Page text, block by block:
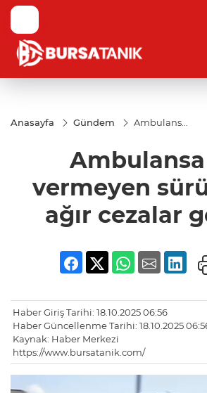
Anasayfa Gündem
Ambulansa
sürücülere
ağır cezalar
vermeyen
ağır cezalar
Haber Giriş Tarihi: 18.10.2025 06:56
Haber Güncellenme Tarihi: 18.10.2025
Kaynak: Haber Merkezi
https://www.bursatanik.com/